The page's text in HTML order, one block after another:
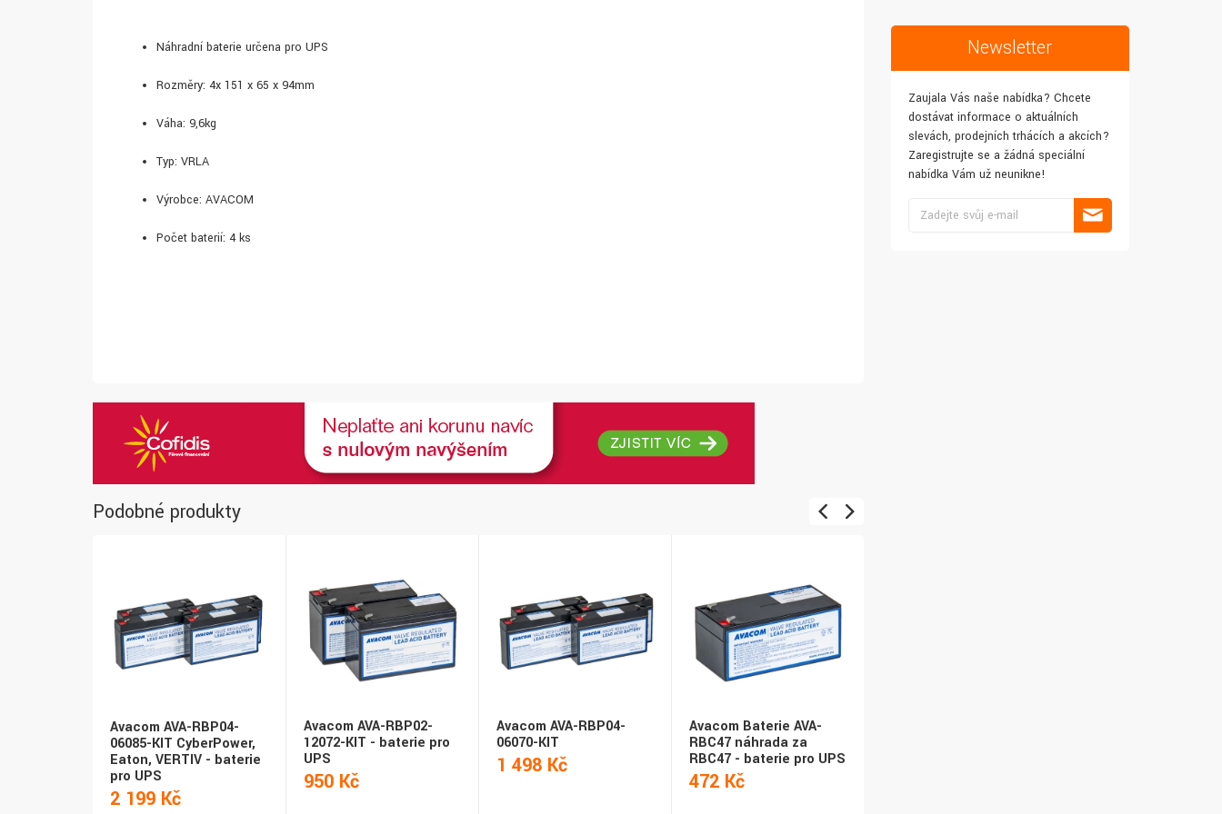
Náhradní baterie určena pro UPS
Rozměry: 4x 151 x 65 x 94mm
Váha: 9,6kg
Typ: VRLA
Výrobce: AVACOM
Počet baterií: 4 ks
Podobné produkty
Avacom AVA-RBP04-
06085-KIT CyberPower,
Eaton, VERTIV - baterie
pro UPS
2 199 Kč
Avacom AVA-RBP02-
12072-KIT - baterie pro
UPS
950 Kč
Avacom AVA-RBP04-
06070-KIT
1 498 Kč
Avacom Baterie AVA-
RBC47 náhrada za
RBC47 - baterie pro UPS
472 Kč
Newsletter
Zaujala Vás naše nabídka? Chcete
dostávat informace o aktuálních
slevách, prodejních trhácích a akcích?
Zaregistrujte se a žádná speciální
nabídka Vám už neunikne!